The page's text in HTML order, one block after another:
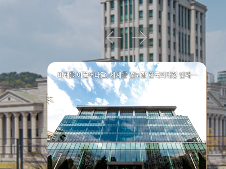
미래를 이끌어나갈, 세계를 선도할 한국외대형 인재양성